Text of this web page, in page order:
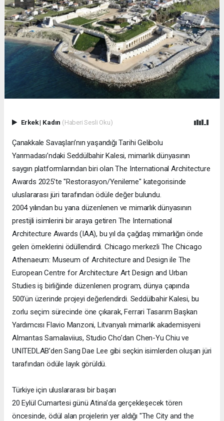
Erkek| Kadın (Haberi Sesli Oku)
Çanakkale Savaşları’nın yaşandığı Tarihi Gelibolu
Yarımadası’ndaki Seddülbahir Kalesi, mimarlık dünyasının
saygın platformlarından biri olan The International Architecture
Awards 2025’te "Restorasyon/Yenileme" kategorisinde
uluslararası jüri tarafından ödüle değer bulundu.
2004 yılından bu yana düzenlenen ve mimarlık dünyasının
prestijli isimlerini bir araya getiren The International
Architecture Awards (IAA), bu yıl da çağdaş mimarlığın önde
gelen örneklerini ödüllendirdi. Chicago merkezli The Chicago
Athenaeum: Museum of Architecture and Design ile The
European Centre for Architecture Art Design and Urban
Studies iş birliğinde düzenlenen program, dünya çapında
500’ün üzerinde projeyi değerlendirdi. Seddülbahir Kalesi, bu
zorlu seçim sürecinde öne çıkarak, Ferrari Tasarım Başkan
Yardımcısı Flavio Manzoni, Litvanyalı mimarlık akademisyeni
Almantas Samalaviius, Studio Cho’dan Chen-Yu Chiu ve
UNITEDLAB’den Sang Dae Lee gibi seçkin isimlerden oluşan jüri
tarafından ödüle layık görüldü.
Türkiye için uluslararası bir başarı
20 Eylül Cumartesi günü Atina’da gerçekleşecek tören
öncesinde, ödül alan projelerin yer aldığı "The City and the